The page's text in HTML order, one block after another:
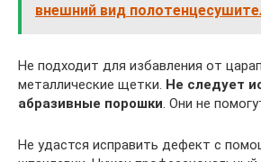
внешний вид
Не подходит для избавления от
металлические щетки. Не следует
абразивные порошки. Они не
Не удастся исправить дефект с